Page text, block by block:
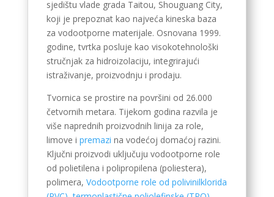
sjedištu vlade grada Taitou, Shouguang City,
koji je prepoznat kao najveća kineska baza
za vodootporne materijale. Osnovana 1999.
godine, tvrtka posluje kao visokotehnološki
stručnjak za hidroizolaciju, integrirajući
istraživanje, proizvodnju i prodaju.
Tvornica se prostire na površini od 26.000
četvornih metara. Tijekom godina razvila je
više naprednih proizvodnih linija za role,
limove i premazi na vodećoj domaćoj razini.
Ključni proizvodi uključuju vodootporne role
od polietilena i polipropilena (poliestera),
polimera, Vodootporne role od polivinilklorida
Afrikaans
Greek
Hausa
Yoruba
Igbo
Moroccan Arabic
English (UK)
English (New Zealand)
Portuguese (Portugal)
Spanish (Mexico)